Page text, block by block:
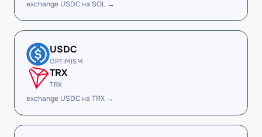
exchange USDC на SOL →
USDC
OPTIMISM
TRX
TRX
exchange USDC на TRX →